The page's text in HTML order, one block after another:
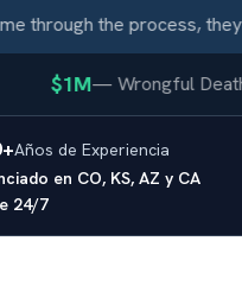
through the process, they
$1M—Wrongful Death
Años de Experiencia
en CO, KS, AZ y CA
24/7